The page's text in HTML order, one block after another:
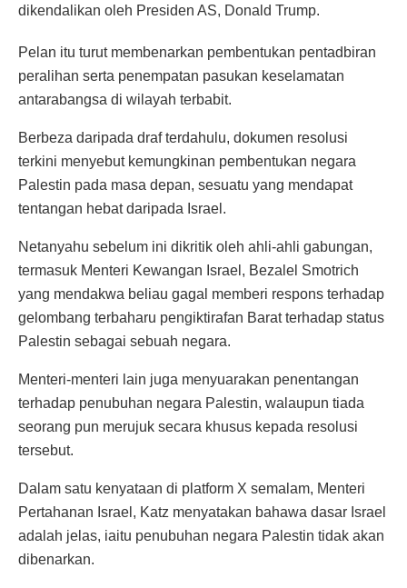
dikendalikan oleh Presiden AS, Donald Trump.
Pelan itu turut membenarkan pembentukan pentadbiran
peralihan serta penempatan pasukan keselamatan
antarabangsa di wilayah terbabit.
Berbeza daripada draf terdahulu, dokumen resolusi
terkini menyebut kemungkinan pembentukan negara
Palestin pada masa depan, sesuatu yang mendapat
tentangan hebat daripada Israel.
Netanyahu sebelum ini dikritik oleh ahli-ahli gabungan,
termasuk Menteri Kewangan Israel, Bezalel Smotrich
yang mendakwa beliau gagal memberi respons terhadap
gelombang terbaharu pengiktirafan Barat terhadap status
Palestin sebagai sebuah negara.
Menteri-menteri lain juga menyuarakan penentangan
terhadap penubuhan negara Palestin, walaupun tiada
seorang pun merujuk secara khusus kepada resolusi
tersebut.
Dalam satu kenyataan di platform X semalam, Menteri
Pertahanan Israel, Katz menyatakan bahawa dasar Israel
adalah jelas, iaitu penubuhan negara Palestin tidak akan
dibenarkan.